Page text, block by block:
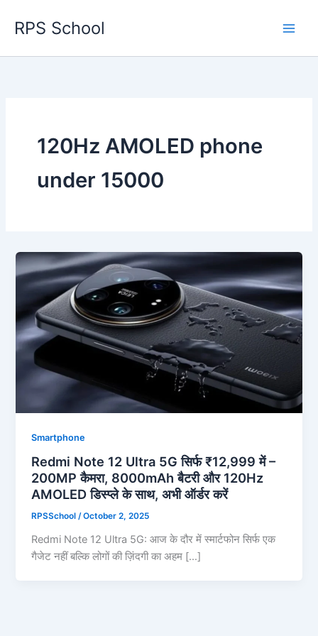
RPS School
120Hz AMOLED phone
under 15000
Smartphone
Redmi Note 12 Ultra 5G सिर्फ ₹12,999 में –
200MP कैमरा, 8000mAh बैटरी और 120Hz
AMOLED डिस्प्ले के साथ, अभी ऑर्डर करें
RPSSchool/October 2, 2025
Redmi Note 12 Ultra 5G: आज के दौर में स्मार्टफोन सिर्फ एक
गैजेट नहीं बल्कि लोगों की ज़िंदगी का अहम […]